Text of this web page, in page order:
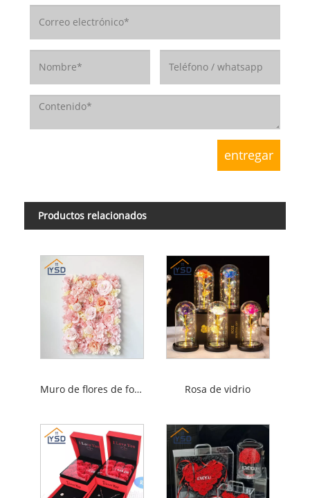
Productos relacionados
Muro de flores de fondo Rosa de vidrio